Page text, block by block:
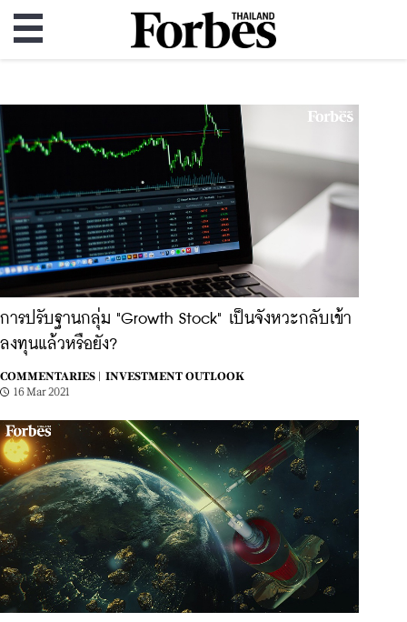
การปรับฐานกลุ่ม "Growth Stock" เป็นจังหวะกลับเข้า
ลงทุนแล้วหรือยัง?
COMMENTARIES |
INVESTMENT OUTLOOK
16 Mar 2021